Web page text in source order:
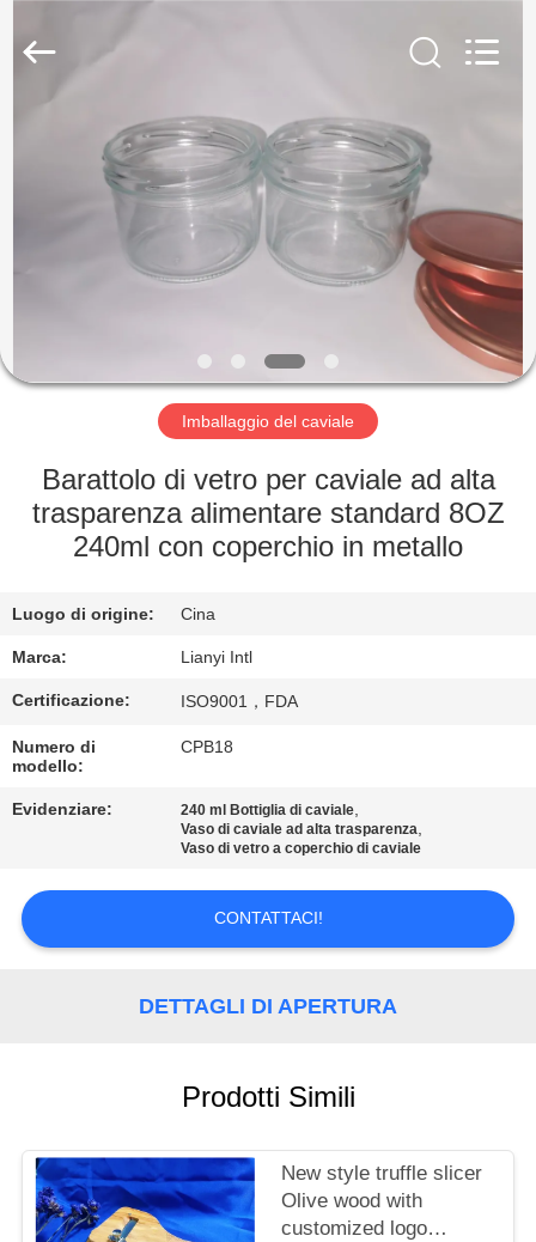
PRODOTTI
GIRO
FABBRICA
CONTROLLO
QUALITÀ
CONTATTO
STATI
UNITI
UNA
CITAZIONE
PRIVACY
POLICY
trading
Imballaggio del caviale
Barattolo di vetro per caviale ad alta
trasparenza alimentare standard 8OZ
240ml con coperchio in metallo
Luogo di origine: Cina
Marca: Lianyi Intl
Certificazione: ISO9001，FDA
Numero di
modello:
CPB18
Evidenziare: 240 ml Bottiglia di caviale,
Vaso di caviale ad alta trasparenza,
Vaso di vetro a coperchio di caviale
CONTATTACI!
DETTAGLI DI APERTURA
Prodotti Simili
New style truffle slicer
Olive wood with
customized logo